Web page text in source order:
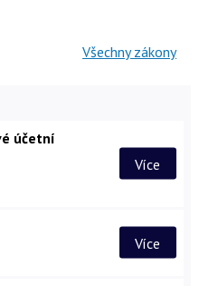
Všechny zákony
účetní
Více
Více